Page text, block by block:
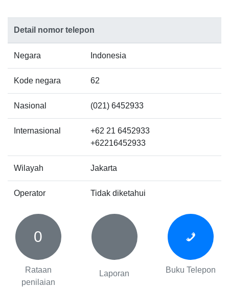
Detail nomor telepon
Negara Indonesia
Kode negara 62
Nasional (021) 6452933
Internasional
+62 21 6452933
+62216452933
Wilayah Jakarta
Operator Tidak diketahui
0
Rataan
penilaian
Laporan Buku Telepon